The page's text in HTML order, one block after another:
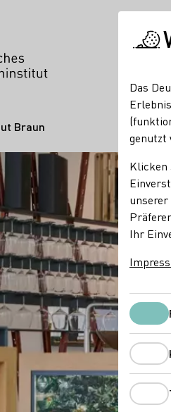
Braun
Das
genutzt
Klicken
unserer
Ihr